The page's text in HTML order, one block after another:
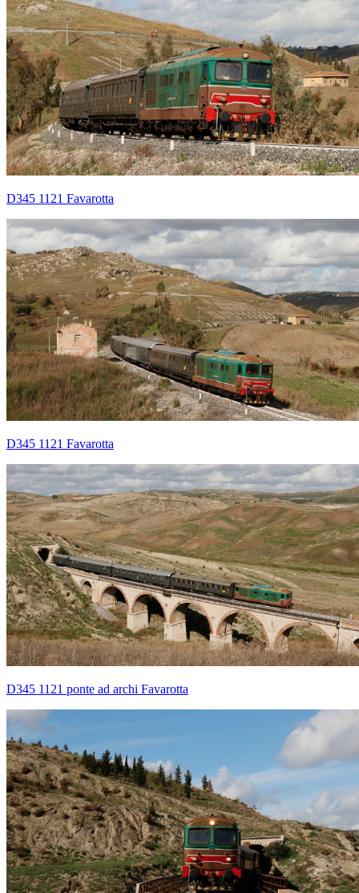
D345 1121 Favarotta
D345 1121 Favarotta
D345 1121 ponte ad archi Favarotta